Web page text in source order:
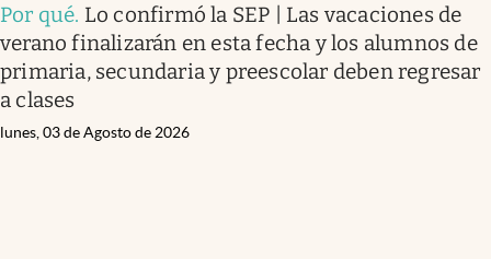
Por qué. Lo confirmó la SEP | Las vacaciones de
verano finalizarán en esta fecha y los alumnos de
primaria, secundaria y preescolar deben regresar
a clases
lunes, 03 de Agosto de 2026